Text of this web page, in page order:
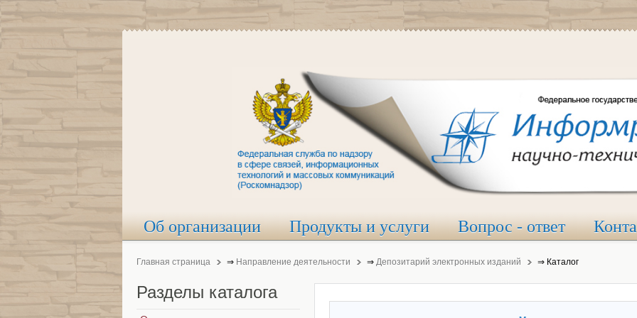
Об организации Продукты и услуги Вопрос - ответ
Главная страница ⇒ Направление деятельности ⇒ Депозитарий электронных изданий ⇒ Каталог
Разделы каталога